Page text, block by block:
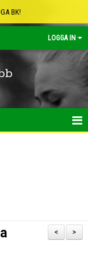
BK!
LOGGA IN
>
<